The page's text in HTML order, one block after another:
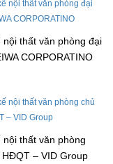
nội thất văn phòng đại
CORPORATINO
nội thất văn phòng
HĐQT – VID Group